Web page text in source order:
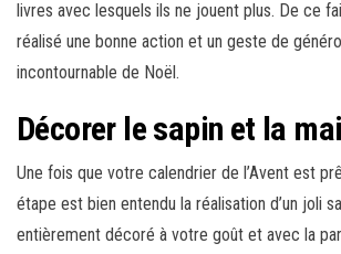
livres avec lesquels ils ne jouent plus. De ce
réalisé une bonne action et un geste de
incontournable de Noël.
Décorer le sapin et la
Une fois que votre calendrier de l’Avent est
étape est bien entendu la réalisation d’un joli
entièrement décoré à votre goût et avec la